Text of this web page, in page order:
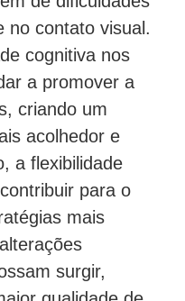
no contato visual.
cognitiva nos
a promover a
criando um
acolhedor e
a flexibilidade
para o
mais
surgir,
qualidade de